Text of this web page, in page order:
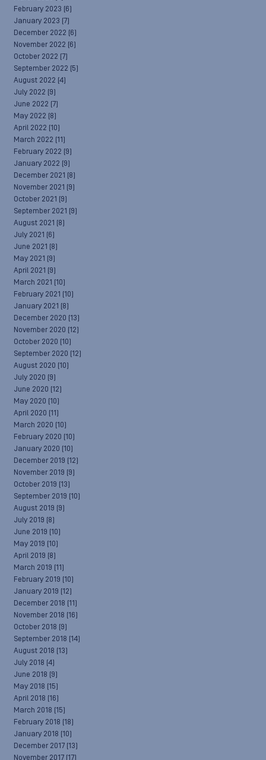
February 2023 (6)
January 2023 (7)
December 2022 (6)
November 2022 (6)
October 2022 (7)
September 2022 (5)
August 2022 (4)
July 2022 (9)
June 2022 (7)
May 2022 (8)
April 2022 (10)
March 2022 (11)
February 2022 (9)
January 2022 (9)
December 2021 (8)
November 2021 (9)
October 2021 (9)
September 2021 (9)
August 2021 (8)
July 2021 (6)
June 2021 (8)
May 2021 (9)
April 2021 (9)
March 2021 (10)
February 2021 (10)
January 2021 (8)
December 2020 (13)
November 2020 (12)
October 2020 (10)
September 2020 (12)
August 2020 (10)
July 2020 (9)
June 2020 (12)
May 2020 (10)
April 2020 (11)
March 2020 (10)
February 2020 (10)
January 2020 (10)
December 2019 (12)
November 2019 (9)
October 2019 (13)
September 2019 (10)
August 2019 (9)
July 2019 (8)
June 2019 (10)
May 2019 (10)
April 2019 (8)
March 2019 (11)
February 2019 (10)
January 2019 (12)
December 2018 (11)
November 2018 (16)
October 2018 (9)
September 2018 (14)
August 2018 (13)
July 2018 (4)
June 2018 (9)
May 2018 (15)
April 2018 (16)
March 2018 (15)
February 2018 (18)
January 2018 (10)
December 2017 (13)
November 2017 (17)